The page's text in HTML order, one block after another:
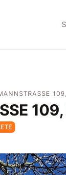
109,
109,